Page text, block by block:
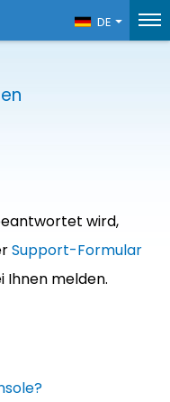
DE
wird,
Support-Formular
Ihnen melden.